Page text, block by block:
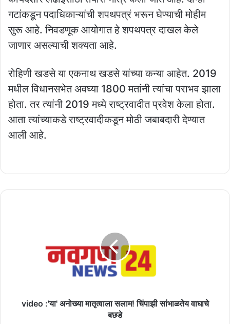
गटांकडून पदाधिकाऱ्यांची शपथपत्रं भरून घेण्याची मोहीम
सुरू आहे. निवडणूक आयोगात हे शपथपत्र दाखल केले
जाणार असल्याची शक्यता आहे.
रोहिणी खडसे या एकनाथ खडसे यांच्या कन्या आहेत. 2019
मधील विधानसभेत अवघ्या 1800 मतांनी त्यांचा पराभव झाला
होता. तर त्यांनी 2019 मध्ये राष्ट्रवादीत प्रवेश केला होता.
आता त्यांच्याकडे राष्ट्रवादीकडून मोठी जबाबदारी देण्यात
आली आहे.
video :'या' अनोख्या मातृत्वाला सलाम! चिंपाझी सांभाळतेय वाघाचे
बछडे